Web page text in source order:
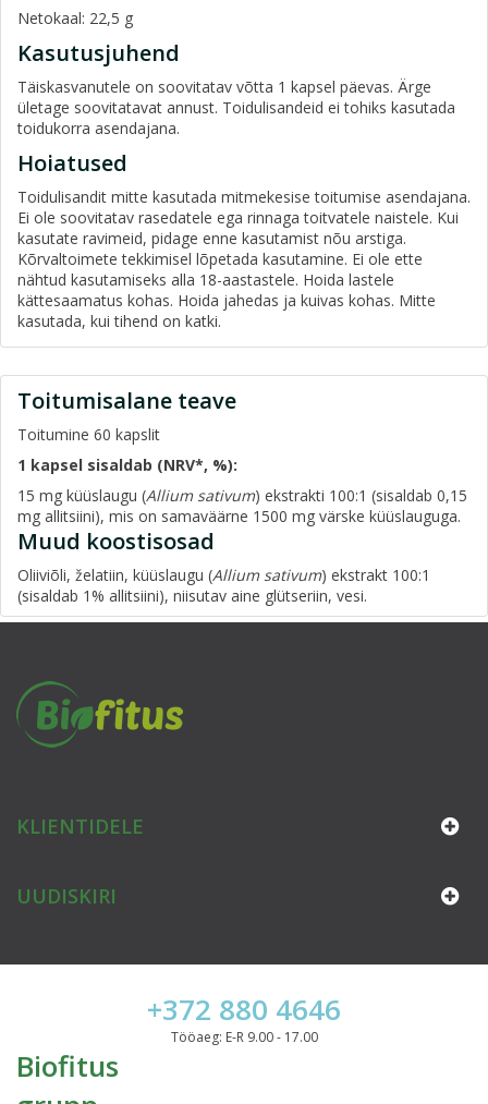
Netokaal: 22,5 g
Kasutusjuhend
Täiskasvanutele on soovitatav võtta 1 kapsel päevas. Ärge
ületage soovitatavat annust. Toidulisandeid ei tohiks kasutada
toidukorra asendajana.
Hoiatused
Toidulisandit mitte kasutada mitmekesise toitumise asendajana.
Ei ole soovitatav rasedatele ega rinnaga toitvatele naistele. Kui
kasutate ravimeid, pidage enne kasutamist nõu arstiga.
Kõrvaltoimete tekkimisel lõpetada kasutamine. Ei ole ette
nähtud kasutamiseks alla 18-aastastele. Hoida lastele
kättesaamatus kohas. Hoida jahedas ja kuivas kohas. Mitte
kasutada, kui tihend on katki.
Toitumisalane teave
Toitumine 60 kapslit
1 kapsel sisaldab (NRV*, %):
15 mg küüslaugu (Allium sativum) ekstrakti 100:1 (sisaldab 0,15
mg allitsiini), mis on samaväärne 1500 mg värske küüslauguga.
Muud koostisosad
Oliiviõli, želatiin, küüslaugu (Allium sativum) ekstrakt 100:1
(sisaldab 1% allitsiini), niisutav aine glütseriin, vesi.
KLIENTIDELE
UUDISKIRI
+372 880 4646
Tööaeg: E-R 9.00 - 17.00
Biofitus